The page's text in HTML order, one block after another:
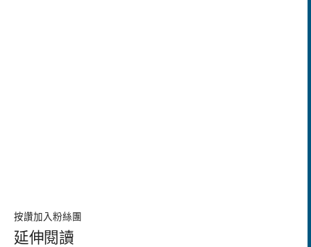
按讚加入粉絲團
延伸閱讀